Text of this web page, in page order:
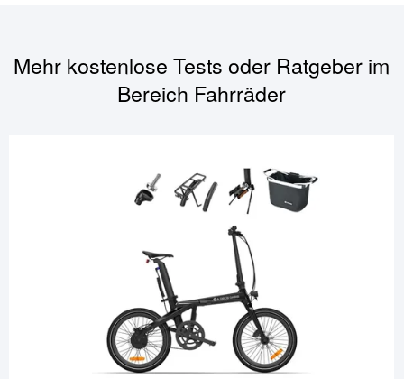
Mehr kostenlose Tests oder Ratgeber im
Bereich Fahrräder